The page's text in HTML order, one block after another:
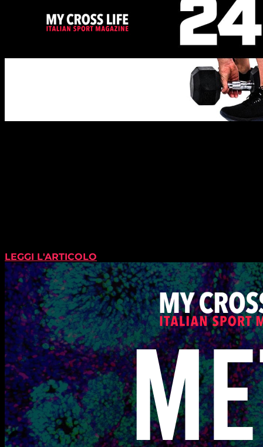
LEGGI L'ARTICOLO